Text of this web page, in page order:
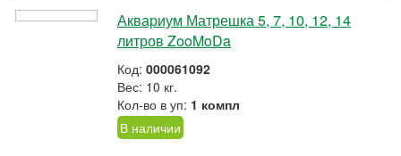
Аквариум Матрешка 5, 7, 10, 12, 14
литров ZooMoDa
Код: 000061092
Вес: 10 кг.
Кол-во в уп: 1 компл
В наличии